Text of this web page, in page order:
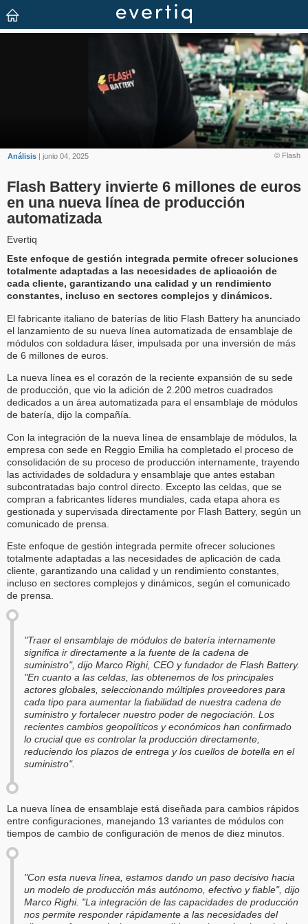
© Flash
Análisis | junio 04, 2025
Flash Battery invierte 6 millones de euros
en una nueva línea de producción
automatizada
Evertiq
Este enfoque de gestión integrada permite ofrecer soluciones
totalmente adaptadas a las necesidades de aplicación de
cada cliente, garantizando una calidad y un rendimiento
constantes, incluso en sectores complejos y dinámicos.
El fabricante italiano de baterías de litio Flash Battery ha anunciado
el lanzamiento de su nueva línea automatizada de ensamblaje de
módulos con soldadura láser, impulsada por una inversión de más
de 6 millones de euros.
La nueva línea es el corazón de la reciente expansión de su sede
de producción, que vio la adición de 2.200 metros cuadrados
dedicados a un área automatizada para el ensamblaje de módulos
de batería, dijo la compañía.
Con la integración de la nueva línea de ensamblaje de módulos, la
empresa con sede en Reggio Emilia ha completado el proceso de
consolidación de su proceso de producción internamente, trayendo
las actividades de soldadura y ensamblaje que antes estaban
subcontratadas bajo control directo. Excepto las celdas, que se
compran a fabricantes líderes mundiales, cada etapa ahora es
gestionada y supervisada directamente por Flash Battery, según un
comunicado de prensa.
Este enfoque de gestión integrada permite ofrecer soluciones
totalmente adaptadas a las necesidades de aplicación de cada
cliente, garantizando una calidad y un rendimiento constantes,
incluso en sectores complejos y dinámicos, según el comunicado
de prensa.
"Traer el ensamblaje de módulos de batería internamente
significa ir directamente a la fuente de la cadena de
suministro", dijo Marco Righi, CEO y fundador de Flash Battery.
"En cuanto a las celdas, las obtenemos de los principales
actores globales, seleccionando múltiples proveedores para
cada tipo para aumentar la fiabilidad de nuestra cadena de
suministro y fortalecer nuestro poder de negociación. Los
recientes cambios geopolíticos y económicos han confirmado
lo crucial que es controlar la producción directamente,
reduciendo los plazos de entrega y los cuellos de botella en el
suministro".
La nueva línea de ensamblaje está diseñada para cambios rápidos
entre configuraciones, manejando 13 variantes de módulos con
tiempos de cambio de configuración de menos de diez minutos.
"Con esta nueva línea, estamos dando un paso decisivo hacia
un modelo de producción más autónomo, efectivo y fiable", dijo
Marco Righi. "La integración de las capacidades de producción
nos permite responder rápidamente a las necesidades del